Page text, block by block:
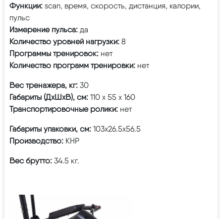
Функции: scan, время, скорость, дистанция, калории,
пульс
Измерение пульса: да
Количество уровней нагрузки: 8
Программы тренировок: нет
Количество программ тренировки: нет
Вес тренажера, кг: 30
Габариты (ДхШхВ), см: 110 x 55 x 160
Транспортировочные ролики: нет
Габариты упаковки, см: 103х26.5х56.5
Производство: КНР
Вес брутто: 34.5 кг.